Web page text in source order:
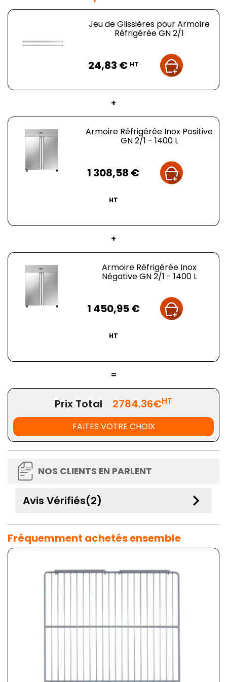
Jeu de Glissières pour Armoire
Réfrigérée GN 2/1
24,83 € HT
+
Armoire Réfrigérée Inox Positive
GN 2/1 - 1400 L
1 308,58 €
HT
+
Armoire Réfrigérée Inox
Négative GN 2/1 - 1400 L
1 450,95 €
HT
=
Prix Total 2784.36€HT
FAITES VOTRE CHOIX
NOS CLIENTS EN PARLENT
Avis Vérifiés(2) keyboard_arrow_down
Fréquemment achetés ensemble